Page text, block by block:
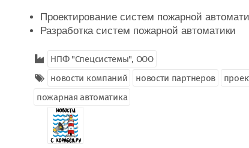
Проектирование систем пожарной
Разработка систем пожарной автоматики
НПФ "Спецсистемы", ООО
новости компаний
новости партнеров
пожарная автоматика